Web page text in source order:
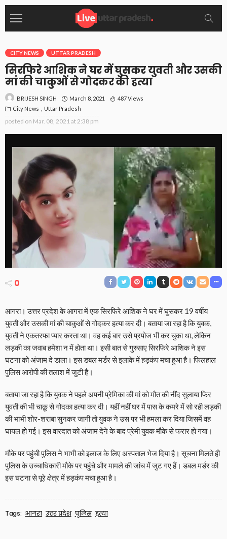
CITY NEWS UTTAR PRADESH
सिरफिरे आशिक ने घर में घुसकर युवती और उसकी
मां की चाकुओं से गोदकर की हत्या
BRIJESH SINGH March 8, 2021
487 Views
City News
Uttar Pradesh
posted on Mar. 08, 2021 at 2:38 pm
0
आगरा। उत्तर प्रदेश के आगरा में एक सिरफिरे आशिक ने घर में घुसकर 19 वर्षीय
युवती और उसकी मां की चाकुओं से गोदकर हत्या कर दी। बताया जा रहा है कि युवक,
युवती ने एकतरफा प्यार करता था। वह कई बार उसे प्रपोज भी कर चुका था, लेकिन
लड़की का जवाब हमेशा न में होता था। इसी बात से गुस्साए सिरफिरे आशिक ने इस
घटना को अंजाम दे डाला। इस डबल मर्डर से इलाके में हड़कंप मचा हुआ है। फिलहाल
पुलिस आरोपी की तलाश में जुटी है।
बताया जा रहा है कि युवक ने पहले अपनी प्रेमिका की मां को मौत की नींद सुलाया फिर
युवती की भी चाक़ू से गोदका हत्या कर दी। यहीं नहीं घर में पास के कमरे में सो रही लड़की
की भाभी शोर-शराबा सुनकर जागी तो युवक ने उस पर भी हमला कर दिया जिसमें वह
घायल हो गई। इस वारदात को अंजाम देने के बाद प्रेमी युवक मौके से फरार हो गया।
मौके पर पहुंची पुलिस ने भाभी को इलाज के लिए अस्पताल भेज दिया है। सूचना मिलते ही
पुलिस के उच्चाधिकारी मौके पर पहुंचे और मामले की जांच में जुट गए हैं। डबल मर्डर की
इस घटना से पूरे क्षेत्र में हड़कंप मचा हुआ है।
Tags: आगरा उत्तर प्रदेश पुलिस हत्या